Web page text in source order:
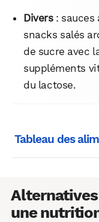
Divers: sauces
snacks salés
de sucre avec
suppléments
du lactose.
Tableau des
une